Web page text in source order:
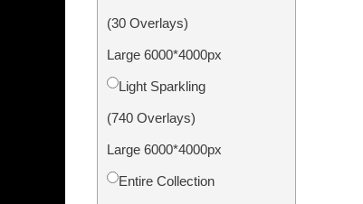
(30 Overlays)
Large 6000*4000px
Light Sparkling
(740 Overlays)
Large 6000*4000px
Entire Collection